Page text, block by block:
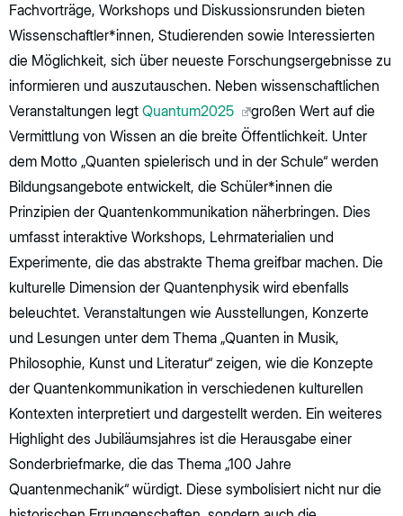
Fachvorträge, Workshops und Diskussionsrunden bieten
Wissenschaftler*innen, Studierenden sowie Interessierten
die Möglichkeit, sich über neueste Forschungsergebnisse zu
informieren und auszutauschen. Neben wissenschaftlichen
Veranstaltungen legt Quantum2025
großen Wert auf die
Vermittlung von Wissen an die breite Öffentlichkeit. Unter
dem Motto „Quanten spielerisch und in der Schule“ werden
Bildungsangebote entwickelt, die Schüler*innen die
Prinzipien der Quantenkommunikation näherbringen. Dies
umfasst interaktive Workshops, Lehrmaterialien und
Experimente, die das abstrakte Thema greifbar machen. Die
kulturelle Dimension der Quantenphysik wird ebenfalls
beleuchtet. Veranstaltungen wie Ausstellungen, Konzerte
und Lesungen unter dem Thema „Quanten in Musik,
Philosophie, Kunst und Literatur“ zeigen, wie die Konzepte
der Quantenkommunikation in verschiedenen kulturellen
Kontexten interpretiert und dargestellt werden. Ein weiteres
Highlight des Jubiläumsjahres ist die Herausgabe einer
Sonderbriefmarke, die das Thema „100 Jahre
Quantenmechanik“ würdigt. Diese symbolisiert nicht nur die